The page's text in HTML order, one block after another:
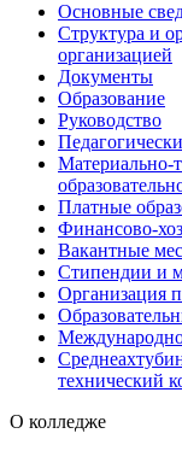
Основные
Структура и
организацией
Документы
Образование
Руководство
Материально-
Платные
Финансово-
Вакантные
Стипендии и
Организация
технический
О колледже